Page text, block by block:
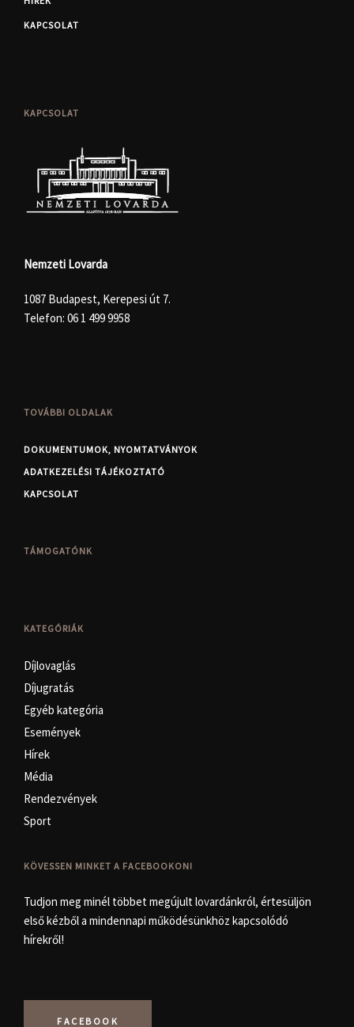
KAPCSOLAT
KAPCSOLAT
Nemzeti Lovarda
1087 Budapest, Kerepesi út 7.
Telefon: 06 1 499 9958
TOVÁBBI OLDALAK
DOKUMENTUMOK, NYOMTATVÁNYOK
ADATKEZELÉSI TÁJÉKOZTATÓ
KAPCSOLAT
TÁMOGATÓNK
KATEGÓRIÁK
Díjlovaglás
Díjugratás
Egyéb kategória
Események
Hírek
Média
Rendezvények
Sport
KÖVESSEN MINKET A FACEBOOKON!
Tudjon meg minél többet megújult lovardánkról, értesüljön
első kézből a mindennapi működésünkhöz kapcsolódó
hírekről!
FACEBOOK